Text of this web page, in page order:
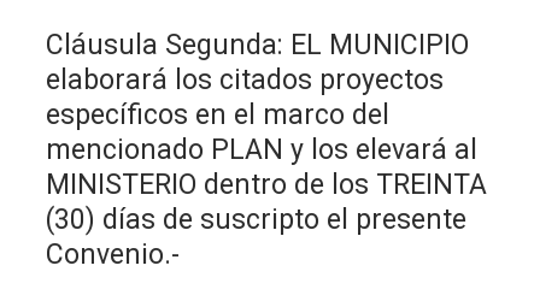
Cláusula Segunda: EL MUNICIPIO
elaborará los citados proyectos
específicos en el marco del
mencionado PLAN y los elevará al
MINISTERIO dentro de los TREINTA
(30) días de suscripto el presente
Convenio.-